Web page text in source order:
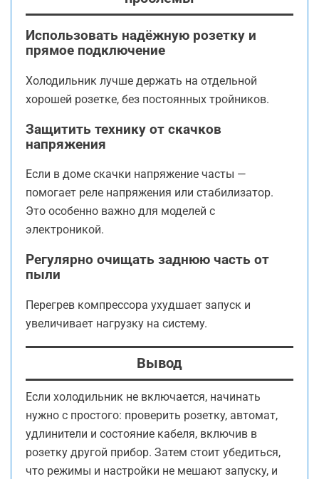
Использовать надёжную розетку и
прямое подключение
Холодильник лучше держать на отдельной
хорошей розетке, без постоянных тройников.
Защитить технику от скачков
напряжения
Если в доме скачки напряжение часты —
помогает реле напряжения или стабилизатор.
Это особенно важно для моделей с
электроникой.
Регулярно очищать заднюю часть от
пыли
Перегрев компрессора ухудшает запуск и
увеличивает нагрузку на систему.
Вывод
Если холодильник не включается, начинать
нужно с простого: проверить розетку, автомат,
удлинители и состояние кабеля, включив в
розетку другой прибор. Затем стоит убедиться,
что режимы и настройки не мешают запуску, и